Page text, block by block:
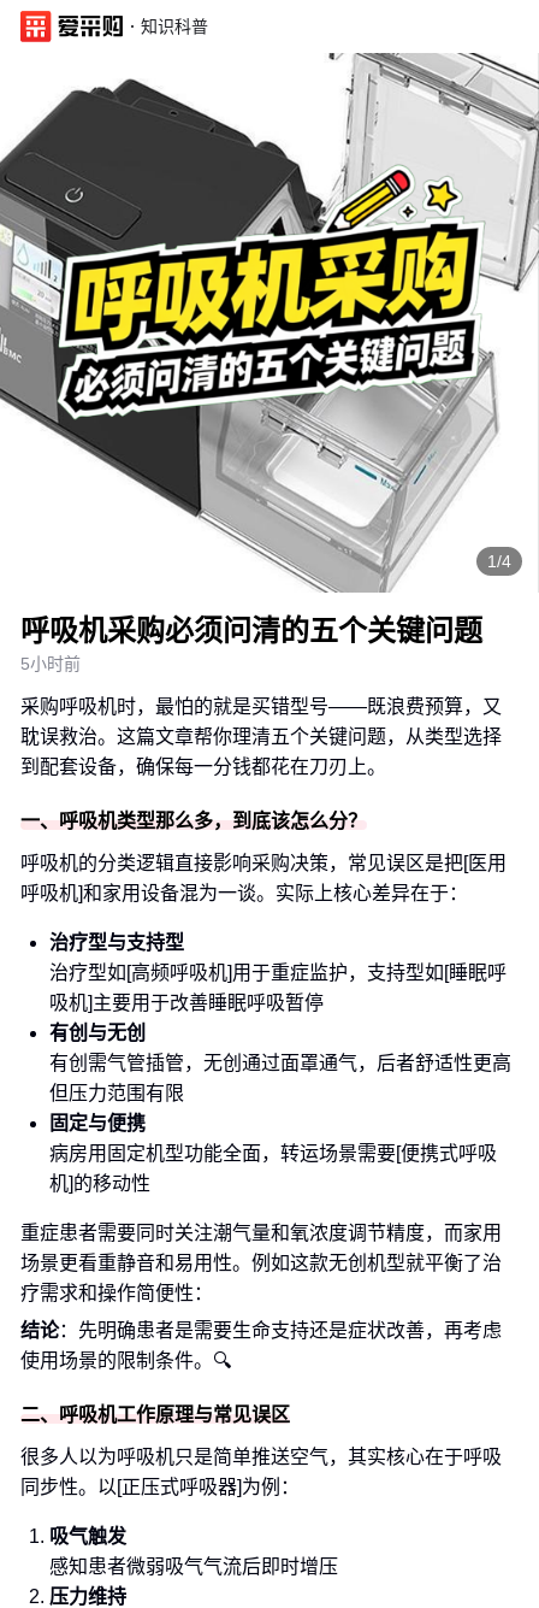
· 知识科普
1/4
呼吸机采购必须问清的五个关键问题
5小时前
采购呼吸机时，最怕的就是买错型号——既浪费预算，又
耽误救治。这篇文章帮你理清五个关键问题，从类型选择
到配套设备，确保每一分钱都花在刀刃上。
一、呼吸机类型那么多，到底该怎么分？
呼吸机的分类逻辑直接影响采购决策，常见误区是把[医用
呼吸机]和家用设备混为一谈。实际上核心差异在于：
治疗型与支持型
治疗型如[高频呼吸机]用于重症监护，支持型如[睡眠呼
吸机]主要用于改善睡眠呼吸暂停
有创与无创
有创需气管插管，无创通过面罩通气，后者舒适性更高
但压力范围有限
固定与便携
病房用固定机型功能全面，转运场景需要[便携式呼吸
机]的移动性
重症患者需要同时关注潮气量和氧浓度调节精度，而家用
场景更看重静音和易用性。例如这款无创机型就平衡了治
疗需求和操作简便性：
结论：先明确患者是需要生命支持还是症状改善，再考虑
使用场景的限制条件。🔍
二、呼吸机工作原理与常见误区
很多人以为呼吸机只是简单推送空气，其实核心在于呼吸
同步性。以[正压式呼吸器]为例：
吸气触发
感知患者微弱吸气气流后即时增压
压力维持